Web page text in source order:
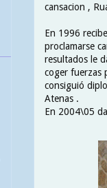
cansacion ,
En 1996
proclamarse
resultados le
coger fuerzas
consiguió
Atenas .
En 2004\05